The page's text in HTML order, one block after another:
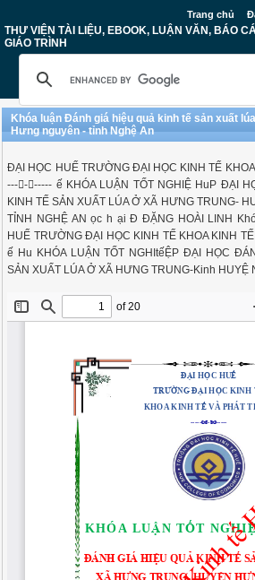
Trang chủ
THƯ VIỆN TÀI LIỆU, EBOOK, LUẬN VĂN, BÁO
GIÁO TRÌNH
Khóa luận Đánh giá hiệu quả kinh tế sản xuất
Hưng nguyên - tỉnh Nghệ An
ĐẠI HỌC HUẾ TRƯỜNG ĐẠI HỌC KINH TẾ
--------- ế KHÓA LUẬN TỐT NGHIỆ HuP ĐẠI
KINH TẾ SẢN XUẤT LÚA Ở XÃ HƯNG TRUNG-
TỈNH NGHỆ AN ọc h ại Đ ĐẶNG HOÀI LINH
HUẾ TRƯỜNG ĐẠI HỌC KINH TẾ KHOA KINH
ế Hu KHÓA LUẬN TỐT NGHItếỆP ĐẠI HỌC
SẢN XUẤT LÚA Ở XÃ HƯNG TRUNG-Kinh HUYỆ